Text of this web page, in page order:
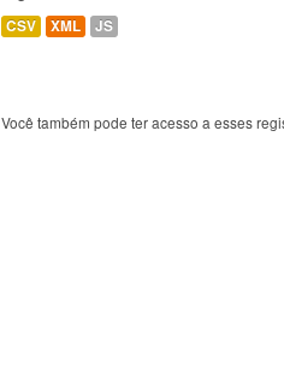
CSV XML JS
Você também pode ter acesso a esses